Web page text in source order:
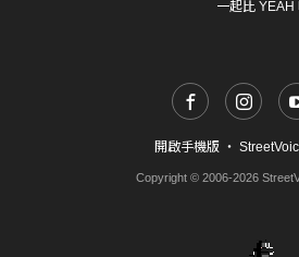
一起比 YEAH
開啟手機版 ・
Copyright © 2006-2026